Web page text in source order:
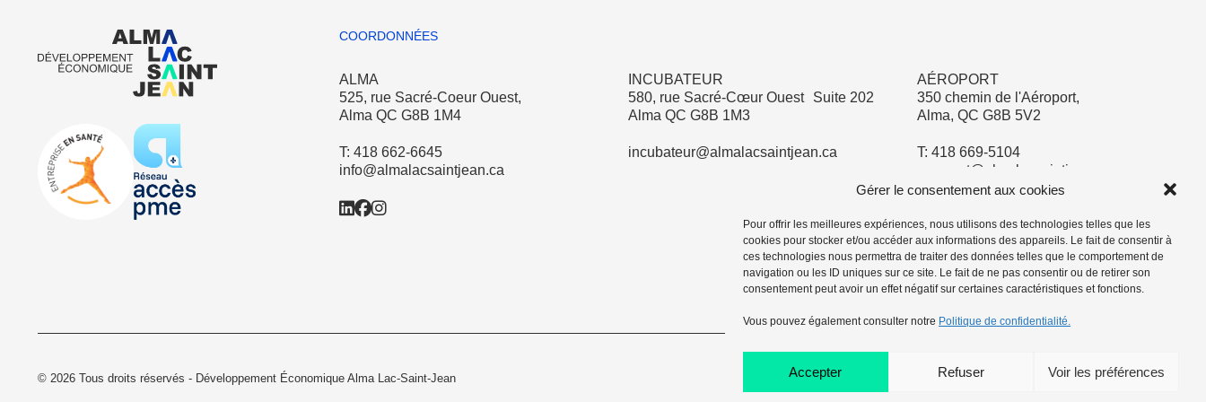
Gérer le consentement aux cookies
Pour offrir les meilleures expériences, nous utilisons des technologies telles que les
cookies pour stocker et/ou accéder aux informations des appareils. Le fait de consentir à
ces technologies nous permettra de traiter des données telles que le comportement de
navigation ou les ID uniques sur ce site. Le fait de ne pas consentir ou de retirer son
consentement peut avoir un effet négatif sur certaines caractéristiques et fonctions.
Vous pouvez également consulter notre Politique de confidentialité.
Accepter Refuser Voir les préférences
COORDONNÉES
ALMA
525, rue Sacré-Coeur Ouest,
Alma QC G8B 1M4
T: 418 662-6645
info@almalacsaintjean.ca
INCUBATEUR
580, rue Sacré-Cœur Ouest Suite 202
Alma QC G8B 1M3
incubateur@almalacsaintjean.ca
AÉROPORT
350 chemin de l'Aéroport,
Alma, QC G8B 5V2
T: 418 669-5104
aeroport@almalacsaintjean.ca
© 2026 Tous droits réservés - Développement Économique Alma Lac-Saint-Jean Politique de confidentialité